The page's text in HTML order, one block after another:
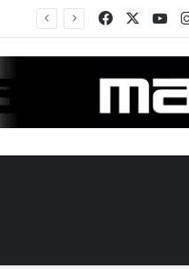
Facebook